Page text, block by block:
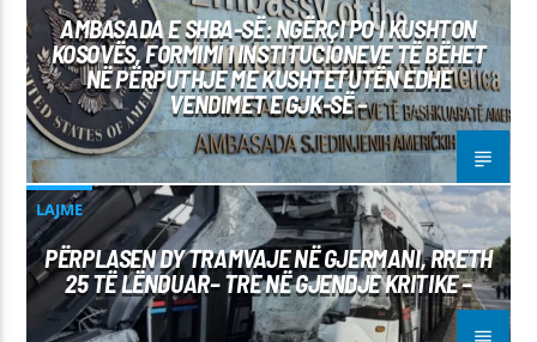
AMBASADA E SHBA-SË: NGËRÇI PO I KUSHTON
KOSOVËS, FORMIMI I INSTITUCIONEVE TË BËHET
NË PËRPUTHJE ME KUSHTETUTËN EDHE
VENDIMET E GJK-SË –
LAJME
PËRPLASEN DY TRAMVAJE NË GJERMANI, RRETH
25 TË LËNDUAR– TRE NË GJENDJE KRITIKE –